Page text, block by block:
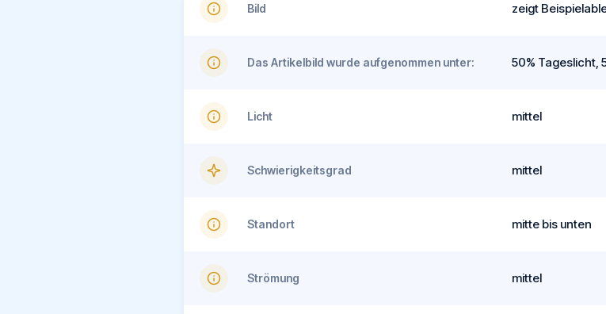
Bild zeigt
Das Artikelbild wurde aufgenommen unter: 50% Tageslicht,
Licht mittel
Schwierigkeitsgrad mittel
Standort mitte bis unten
Strömung mittel